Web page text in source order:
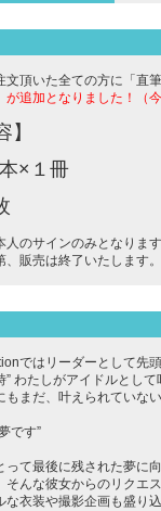
頂いた全ての方に「直
が追加となりました！（
】
×１冊
のサインのみとなりま
販売は終了いたします
ではリーダーとして先
わたしがアイドルとし
もまだ、叶えられていな
です”
って最後に残された夢に
そんな彼女からのリクエ
な衣装や撮影企画も盛り